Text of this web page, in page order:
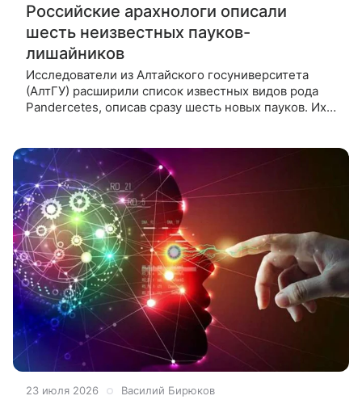
Российские арахнологи описали
шесть неизвестных пауков-
лишайников
Исследователи из Алтайского госуниверситета
(АлтГУ) расширили список известных видов рода
Pandercetes, описав сразу шесть новых пауков. Их
23 июля 2026 Василий Бирюков